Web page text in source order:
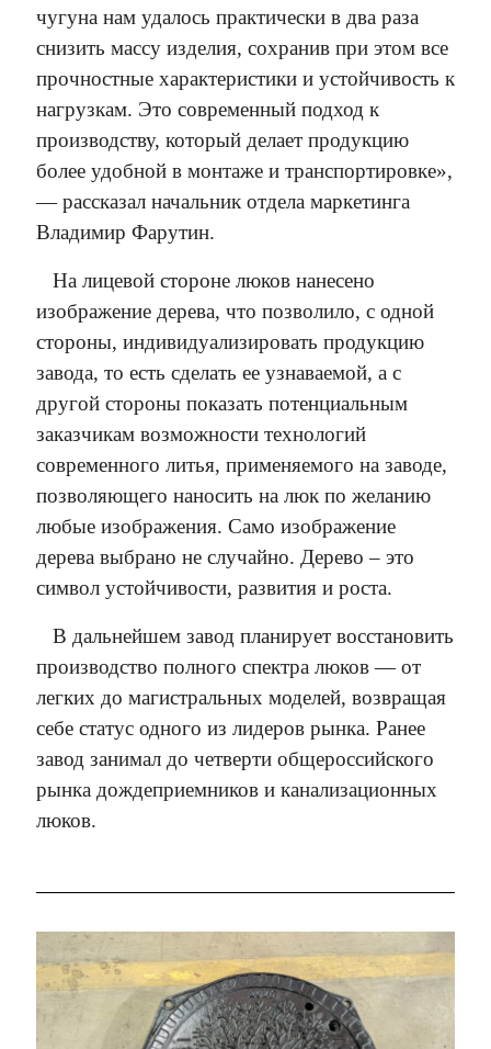
чугуна нам удалось практически в два раза
снизить массу изделия, сохранив при этом все
прочностные характеристики и устойчивость к
нагрузкам. Это современный подход к
производству, который делает продукцию
более удобной в монтаже и транспортировке»,
— рассказал начальник отдела маркетинга
Владимир Фарутин.
На лицевой стороне люков нанесено
изображение дерева, что позволило, с одной
стороны, индивидуализировать продукцию
завода, то есть сделать ее узнаваемой, а с
другой стороны показать потенциальным
заказчикам возможности технологий
современного литья, применяемого на заводе,
позволяющего наносить на люк по желанию
любые изображения. Само изображение
дерева выбрано не случайно. Дерево – это
символ устойчивости, развития и роста.
В дальнейшем завод планирует восстановить
производство полного спектра люков — от
легких до магистральных моделей, возвращая
себе статус одного из лидеров рынка. Ранее
завод занимал до четверти общероссийского
рынка дождеприемников и канализационных
люков.